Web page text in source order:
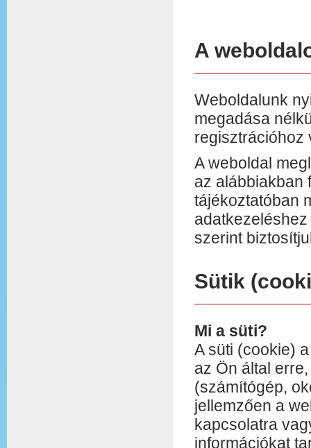
A
Weboldalunk
megadása
regisztrációhoz
A weboldal
az alábbiakban
tájékoztatóban
szerint
Sütik
Mi a süti?
A süti (cookie)
az Ön által
(számítógép,
jellemzően a
kapcsolatra
információkat